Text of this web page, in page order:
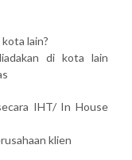
lain?
di kota lain
IHT/ In House
klien